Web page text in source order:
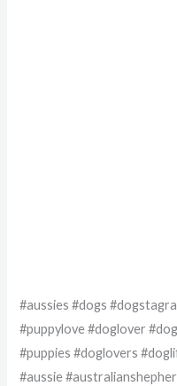
#aussies #dogs
#puppylove #doglover
#puppies #doglovers
#aussie